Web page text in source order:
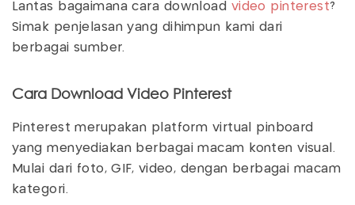
Lantas bagaimana cara download video pinterest?
Simak penjelasan yang dihimpun kami dari
berbagai sumber.
Cara Download Video Pinterest
Pinterest merupakan platform virtual pinboard
yang menyediakan berbagai macam konten visual.
Mulai dari foto, GIF, video, dengan berbagai macam
kategori.